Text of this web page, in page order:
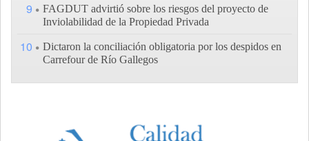
9
FAGDUT advirtió sobre los riesgos del proyecto de
Inviolabilidad de la Propiedad Privada
10
Dictaron la conciliación obligatoria por los despidos en
Carrefour de Río Gallegos